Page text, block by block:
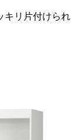
キリ片付けられ